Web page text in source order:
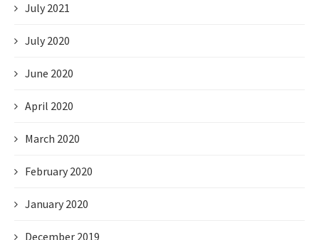
July 2021
July 2020
June 2020
April 2020
March 2020
February 2020
January 2020
December 2019